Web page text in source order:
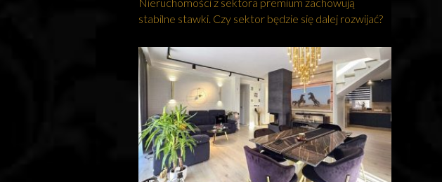
stabilne stawki. Czy sektor będzie się dalej rozwijać?